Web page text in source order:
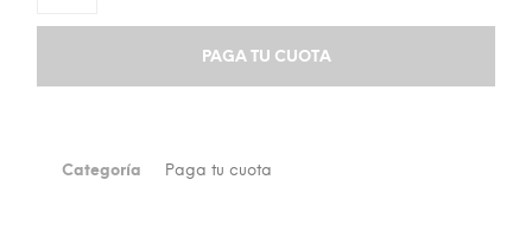
PAGA TU CUOTA
Categoría Paga tu cuota